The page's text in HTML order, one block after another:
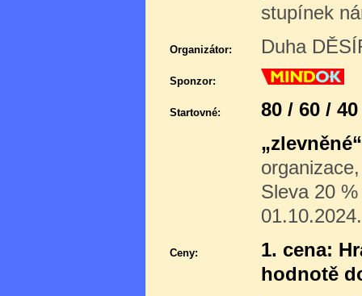
stupínek
Organizátor: Duha
Sponzor:
Startovné:
80 / 60 /
„zlevněné“
Sleva 20
01.10.2024.
Ceny:
1. cena:
hodnotě